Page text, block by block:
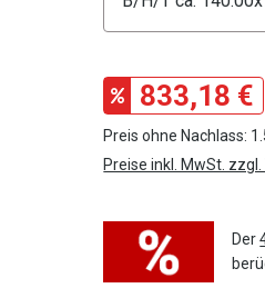
833,18 €
Preis ohne Nachlass:
Preise inkl. MwSt.
Der